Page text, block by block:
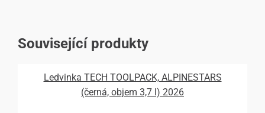
Související produkty
Ledvinka TECH TOOLPACK, ALPINESTARS
(černá, objem 3,7 l) 2026